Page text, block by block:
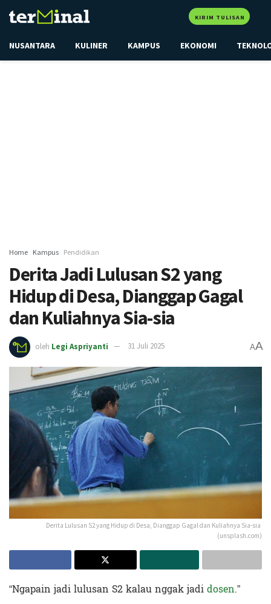
KIRIM TULISAN
NUSANTARA KULINER KAMPUS EKONOMI
Home Kampus Pendidikan
Derita Jadi Lulusan S2 yang
Hidup di Desa, Dianggap Gagal
dan Kuliahnya Sia-sia
oleh Legi Aspriyanti 31 Juli 2025 AA
Derita Lulusan S2 yang Hidup di Desa, Dianggap Gagal dan Kuliahnya Sia-sia
(unsplash.com)
“Ngapain jadi lulusan S2 kalau nggak jadidosen.”